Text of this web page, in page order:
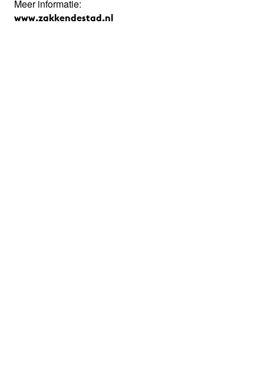
Meer informatie:
www.zakkendestad.nl